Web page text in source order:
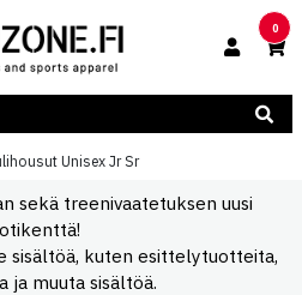
0
Unisex Jr Sr
sekä treenivaatetuksen uusi
sisältöä, kuten esittelytuotteita,
ja muuta sisältöä.